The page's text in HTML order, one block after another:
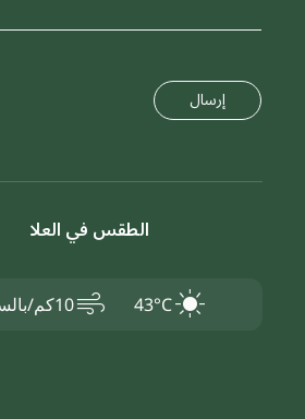
إرسال
الطقس في العلا
43°C
air10كم/بالساعة